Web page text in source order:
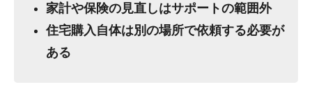
家計や保険の見直しはサポートの範囲外
住宅購入自体は別の場所で依頼する必要が
ある